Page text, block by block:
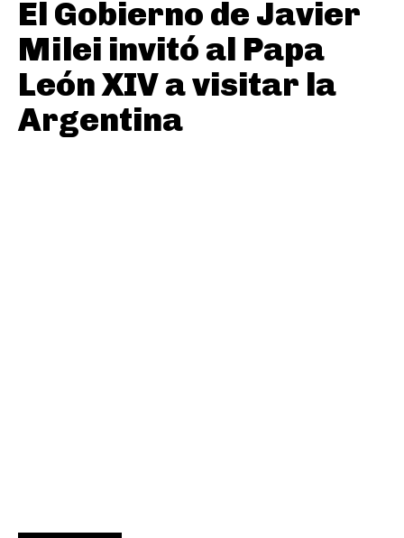
El Gobierno de Javier
Milei invitó al Papa
León XIV a visitar la
Argentina